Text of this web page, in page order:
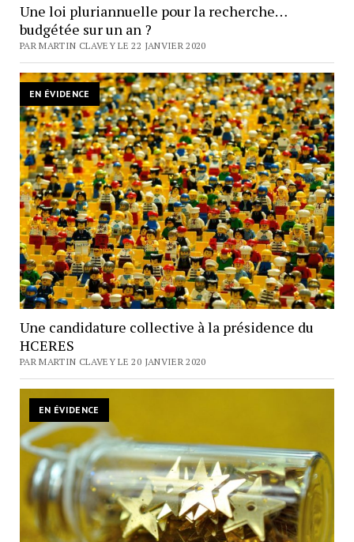
Une loi pluriannuelle pour la recherche…
budgétée sur un an ?
PAR MARTIN CLAVEY LE 22 JANVIER 2020
EN ÉVIDENCE
Une candidature collective à la présidence du
HCERES
PAR MARTIN CLAVEY LE 20 JANVIER 2020
EN ÉVIDENCE